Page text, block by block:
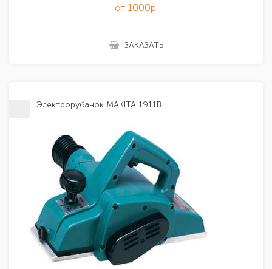
от 1000р.
ЗАКАЗАТЬ
Электрорубанок MAKITA 1911B